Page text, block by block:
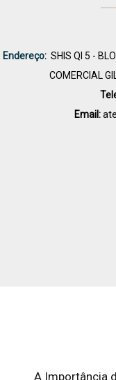
Endereço: SHIS QI 5 -
COMERCIAL
Email:
A Importância